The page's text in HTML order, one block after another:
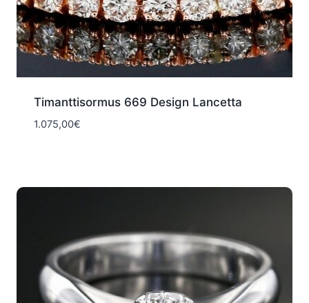
Timanttisormus 669 Design Lancetta
1.075,00€